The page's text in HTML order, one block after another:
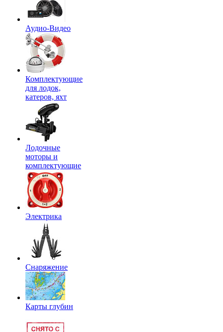
Аудио-Видео
Комплектующие
для лодок,
катеров, яхт
Лодочные
моторы и
комплектующие
Электрика
Снаряжение
Карты глубин